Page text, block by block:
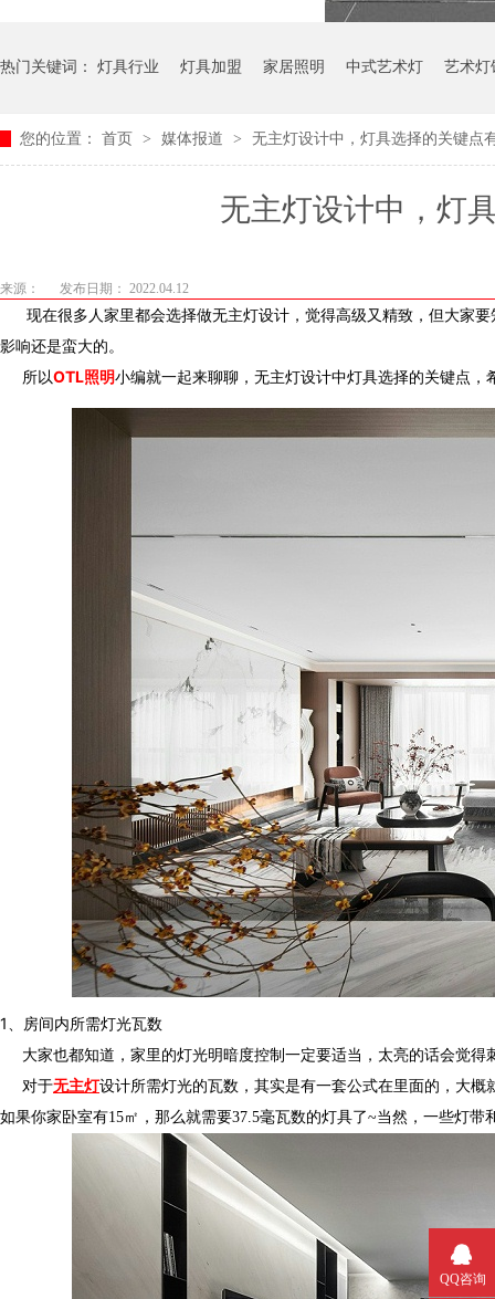
热门关键词： 灯具行业 灯具加盟 家居照明 中式艺术灯 艺术灯
您的位置： 首页 > 媒体报道 > 无主灯设计中，灯具选择的关键点有
无主灯设计中，灯
来源： 发布日期： 2022.04.12
现在很多人家里都会选择做无主灯设计，觉得高级又精致，但大家要知道
影响还是蛮大的。
所以OTL照明小编就一起来聊聊，无主灯设计中灯具选择的关键点，
1、房间内所需灯光瓦数
大家也都知道，家里的灯光明暗度控制一定要适当，太亮的话会觉得
对于无主灯设计所需灯光的瓦数，其实是有一套公式在里面的，大概
如果你家卧室有15㎡，那么就需要37.5毫瓦数的灯具了~当然，一些灯带
QQ咨询